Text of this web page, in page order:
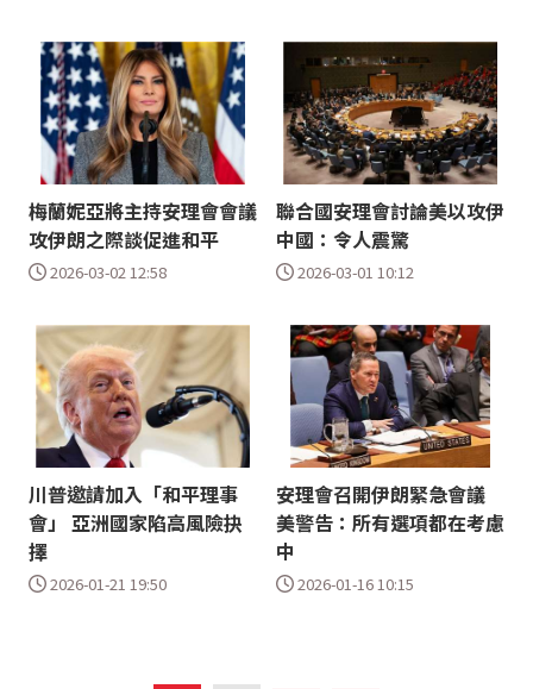
梅蘭妮亞將主持安理會會議
攻伊朗之際談促進和平
2026-03-02 12:58
聯合國安理會討論美以攻伊
中國：令人震驚
2026-03-01 10:12
川普邀請加入「和平理事
會」 亞洲國家陷高風險抉
擇
2026-01-21 19:50
安理會召開伊朗緊急會議
美警告：所有選項都在考慮
中
2026-01-16 10:15